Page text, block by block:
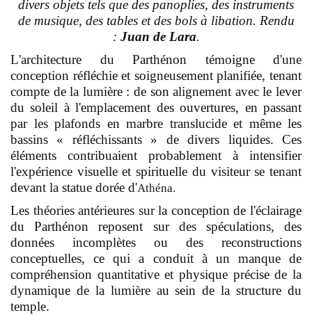
divers objets tels que des panoplies, des instruments
de musique, des tables et des bols à libation. Rendu
: Juan de Lara.
L'architecture du Parthénon témoigne d'une
conception réfléchie et soigneusement planifiée, tenant
compte de la lumière : de son alignement avec le lever
du soleil à l'emplacement des ouvertures, en passant
par les plafonds en marbre translucide et même les
bassins « réfléchissants » de divers liquides. Ces
éléments contribuaient probablement à intensifier
l'expérience visuelle et spirituelle du visiteur se tenant
devant la statue dorée d'Athéna.
Les théories antérieures sur la conception de l'éclairage
du Parthénon reposent sur des spéculations, des
données incomplètes ou des reconstructions
conceptuelles, ce qui a conduit à un manque de
compréhension quantitative et physique précise de la
dynamique de la lumière au sein de la structure du
temple.